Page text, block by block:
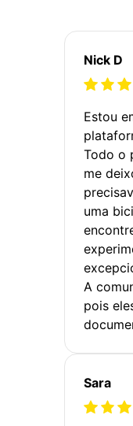
Nick D
Estou
Todo o
me
uma
A
pois
Sara